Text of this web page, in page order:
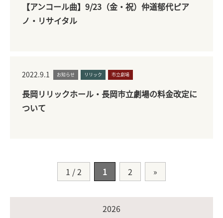
【アンコール曲】9/23（金・祝）仲道郁代ピア
ノ・リサイタル
2022.9.1 お知らせ リリック 市立劇場
長岡リリックホール・長岡市立劇場の料金改定に
ついて
1 / 2 1 2 »
2026